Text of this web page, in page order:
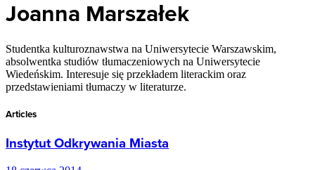
Joanna Marszałek
Studentka kulturoznawstwa na Uniwersytecie Warszawskim,
absolwentka studiów tłumaczeniowych na Uniwersytecie
Wiedeńskim. Interesuje się przekładem literackim oraz
przedstawieniami tłumaczy w literaturze.
Articles
Instytut Odkrywania Miasta